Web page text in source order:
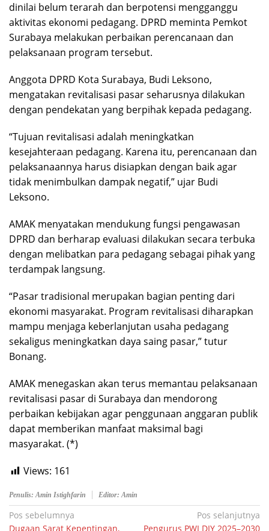
dinilai belum terarah dan berpotensi mengganggu
aktivitas ekonomi pedagang. DPRD meminta Pemkot
Surabaya melakukan perbaikan perencanaan dan
pelaksanaan program tersebut.
Anggota DPRD Kota Surabaya, Budi Leksono,
mengatakan revitalisasi pasar seharusnya dilakukan
dengan pendekatan yang berpihak kepada pedagang.
“Tujuan revitalisasi adalah meningkatkan
kesejahteraan pedagang. Karena itu, perencanaan dan
pelaksanaannya harus disiapkan dengan baik agar
tidak menimbulkan dampak negatif,” ujar Budi
Leksono.
AMAK menyatakan mendukung fungsi pengawasan
DPRD dan berharap evaluasi dilakukan secara terbuka
dengan melibatkan para pedagang sebagai pihak yang
terdampak langsung.
“Pasar tradisional merupakan bagian penting dari
ekonomi masyarakat. Program revitalisasi diharapkan
mampu menjaga keberlanjutan usaha pedagang
sekaligus meningkatkan daya saing pasar,” tutur
Bonang.
AMAK menegaskan akan terus memantau pelaksanaan
revitalisasi pasar di Surabaya dan mendorong
perbaikan kebijakan agar penggunaan anggaran publik
dapat memberikan manfaat maksimal bagi
masyarakat. (*)
Views: 161
Penulis: Amin Istighfarin Editor: Amin
Navigasi
Pos sebelumnya
Dugaan Sarat Kepentingan,
Pos selanjutnya
Pengurus PWI DIY 2025–2030